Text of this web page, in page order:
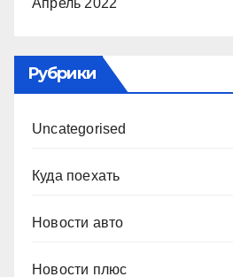
Апрель 2022
Рубрики
Uncategorised
Куда поехать
Новости авто
Новости плюс